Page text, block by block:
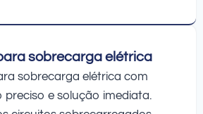
sobrecarga elétrica
sobrecarga elétrica com
preciso e solução imediata.